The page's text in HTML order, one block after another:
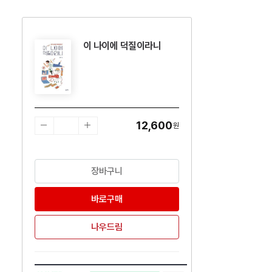
이 나이에 덕질이라니
12,600원
장바구니
바로구매
나우드림